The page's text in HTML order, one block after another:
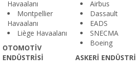
Havaalanı
Montpellier
Havaalanı
Liège Havaalanı
OTOMOTİV
ENDÜSTRİSİ
Airbus
Dassault
EADS
SNECMA
Boeing
ASKERİ ENDÜSTRİ